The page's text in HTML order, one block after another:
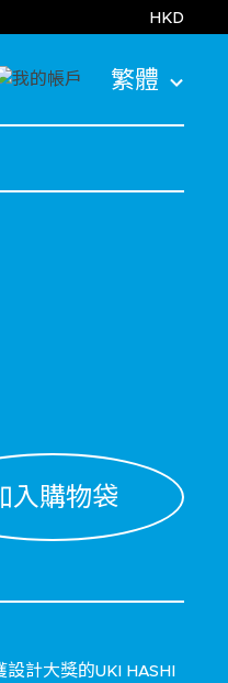
HKD
繁體
入購物袋
計大獎的UKI HASHI